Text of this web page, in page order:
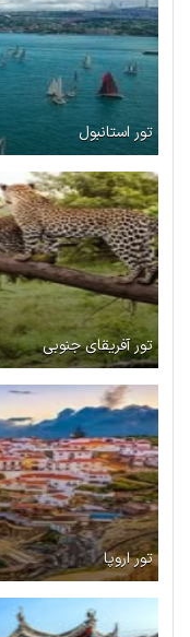
تور استانبول
تور آفریقای جنوبی
تور اروپا